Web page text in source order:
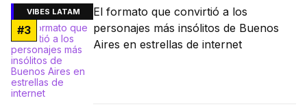
VIBES LATAM
#3
El formato que convirtió a los
personajes más insólitos de Buenos
Aires en estrellas de internet